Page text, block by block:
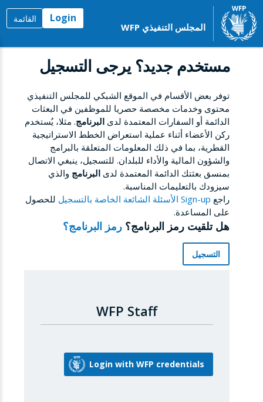
المجلس التنفيذي WFP
Login القائمة
مستخدم جديد؟ يرجى التسجيل
توفر بعض الأقسام في الموقع الشبكي للمجلس التنفيذي
محتوى وخدمات مخصصة حصريا للموظفين في البعثات
الدائمة أو السفارات المعتمدة لدى البرنامج. مثلا، يُستخدم
ركن الأعضاء أثناء عملية استعراض الخطط الاستراتيجية
القطرية، بما في ذلك المعلومات المتعلقة بالبرامج
والشؤون المالية والأداء للبلدان. للتسجيل، ينبغي الاتصال
بمنسق بعثتك الدائمة المعتمدة لدى البرنامج والذي
سيزودك بالتعليمات المناسبة.
راجع Sign-up الأسئلة الشائعة الخاصة بالتسجيل
للحصول
على المساعدة.
هل تلقيت رمز البرنامج؟ رمز البرنامج؟
التسجيل
WFP Staff